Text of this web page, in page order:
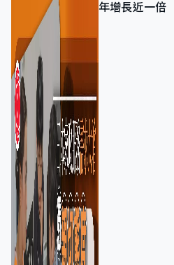
年增長近一倍